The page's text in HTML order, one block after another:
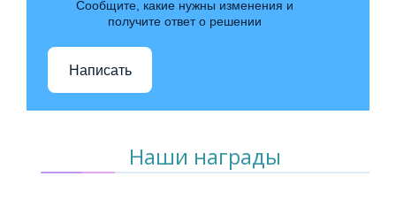
Сообщите, какие нужны изменения и
получите ответ о решении
Написать
Наши награды